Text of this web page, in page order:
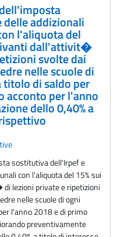
addizionali
l'aliquota del
dall'attivit�
svolte dai
nelle scuole di
titolo di saldo per
acconto per l'anno
dello 0,40% a
sostitutiva dell'Irpef e
con l'aliquota del 15% sui
lezioni private e ripetizioni
nelle scuole di ogni
l'anno 2018 e di primo
preventivamente